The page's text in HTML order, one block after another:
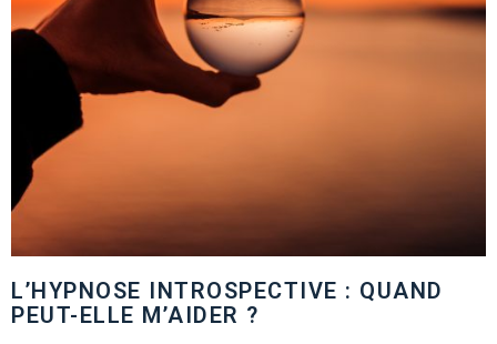
L’HYPNOSE INTROSPECTIVE : QUAND
PEUT-ELLE M’AIDER ?